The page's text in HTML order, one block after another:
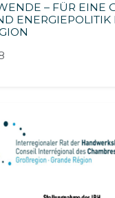
– FÜR EINE
ENERGIEPOLITIK